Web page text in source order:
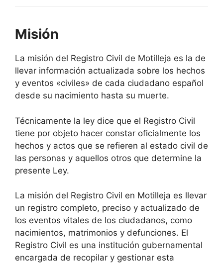
Misión
La misión del Registro Civil de Motilleja es la de
llevar información actualizada sobre los hechos
y eventos «civiles» de cada ciudadano español
desde su nacimiento hasta su muerte.
Técnicamente la ley dice que el Registro Civil
tiene por objeto hacer constar oficialmente los
hechos y actos que se refieren al estado civil de
las personas y aquellos otros que determine la
presente Ley.
La misión del Registro Civil en Motilleja es llevar
un registro completo, preciso y actualizado de
los eventos vitales de los ciudadanos, como
nacimientos, matrimonios y defunciones. El
Registro Civil es una institución gubernamental
encargada de recopilar y gestionar esta